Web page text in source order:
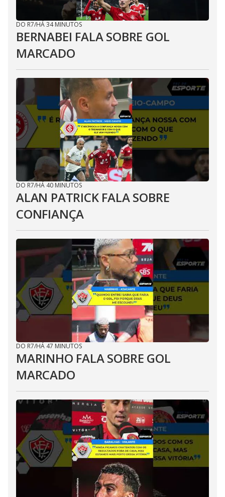
DO R7/HÁ 34 MINUTOS
BERNABEI FALA SOBRE GOL
MARCADO
DO R7/HÁ 40 MINUTOS
ALAN PATRICK FALA SOBRE
CONFIANÇA
DO R7/HÁ 47 MINUTOS
MARINHO FALA SOBRE GOL
MARCADO